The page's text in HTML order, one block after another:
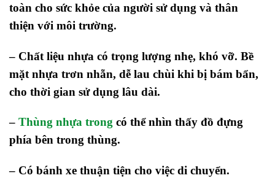
toàn cho sức khỏe của người sử dụng và thân
thiện với môi trường.
– Chất liệu nhựa có trọng lượng nhẹ, khó vỡ. Bề
mặt nhựa trơn nhẵn, dễ lau chùi khi bị bám bẩn,
cho thời gian sử dụng lâu dài.
– Thùng nhựa trong có thể nhìn thấy đồ đựng
phía bên trong thùng.
– Có bánh xe thuận tiện cho việc di chuyển.